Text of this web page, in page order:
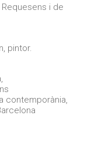
i de
pintor.
contemporània,